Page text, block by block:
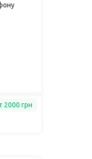
2000 грн